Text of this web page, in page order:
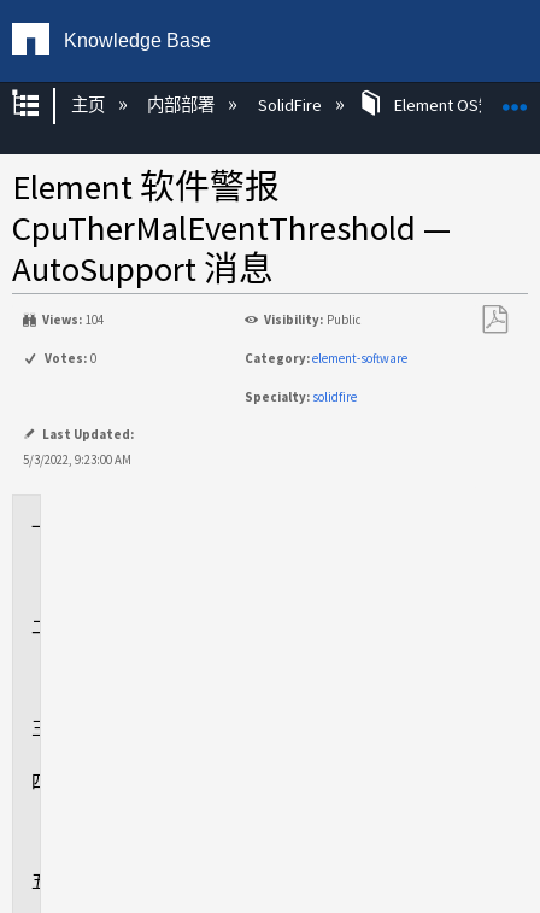
Knowledge Base
扩展/隐缩全局层次
主页 内部部署 SolidFire Element OS知识库
Element 软件警报
CpuTherMalEventThreshold —
AutoSupport 消息
Views: 104 Visibility: Public
Votes: 0 Category:element-software
Specialty: solidfire
Last Updated:
5/3/2022, 9:23:00 AM